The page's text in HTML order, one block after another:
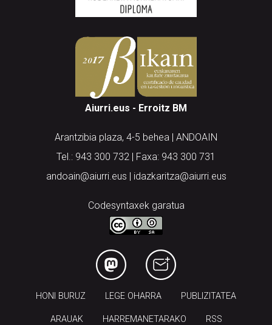
Aiurri.eus - Erroitz BM
Arantzibia plaza, 4-5 behea | ANDOAIN
Tel.: 943 300 732 | Faxa: 943 300 731
andoain@aiurri.eus | idazkaritza@aiurri.eus
Codesyntaxek garatua
HONI BURUZ LEGE OHARRA PUBLIZITATEA
ARAUAK HARREMANETARAKO RSS